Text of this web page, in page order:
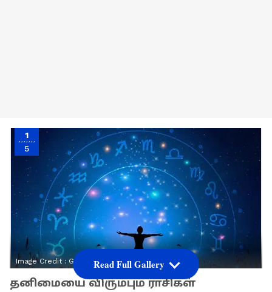
1
5
Image Credit : Getty
தனிமையை விரும்பும் ராசிகள்
Read Full Gallery